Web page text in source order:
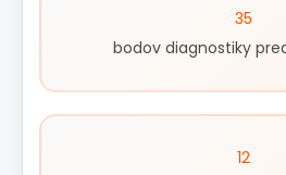
35
bodov diagnostiky
12